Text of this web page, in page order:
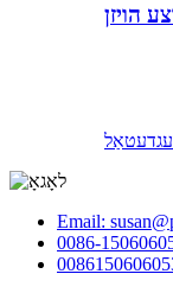
הויזן
דעטאַל
Email: